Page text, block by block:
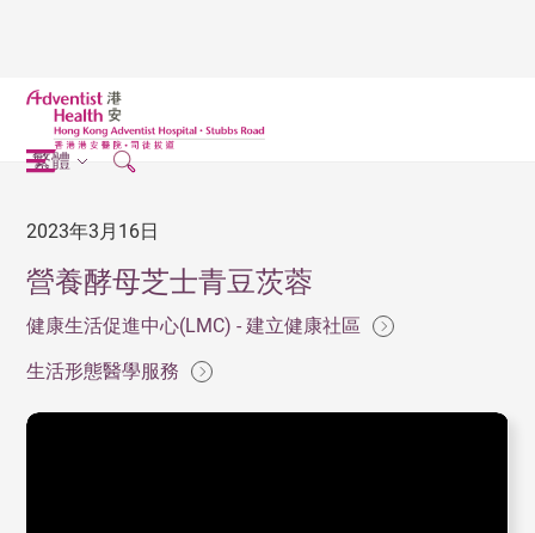
繁體
2023年3月16日
營養酵母芝士青豆茨蓉
健康生活促進中心(LMC) - 建立健康社區
生活形態醫學服務